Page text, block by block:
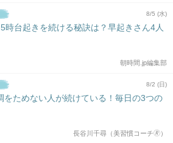
8/5 (水)
時台起きを続ける秘訣は？早起きさん4人
朝時間.jp編集部
8/2 (日)
をためない人が続けている！毎日の3つの
長谷川千尋（美習慣コーチ🄬）